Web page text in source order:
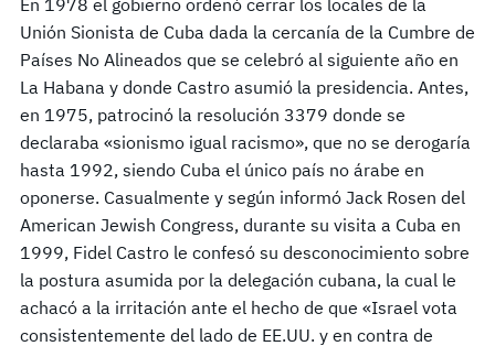
Unión Sionista de Cuba dada la cercanía de la Cumbre de
Países No Alineados que se celebró al siguiente año en
La Habana y donde Castro asumió la presidencia. Antes,
en 1975, patrocinó la resolución 3379 donde se
declaraba «sionismo igual racismo», que no se derogaría
hasta 1992, siendo Cuba el único país no árabe en
oponerse. Casualmente y según informó Jack Rosen del
American Jewish Congress, durante su visita a Cuba en
1999, Fidel Castro le confesó su desconocimiento sobre
la postura asumida por la delegación cubana, la cual le
achacó a la irritación ante el hecho de que «Israel vota
consistentemente del lado de EE.UU. y en contra de